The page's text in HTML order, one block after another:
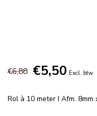
€6,88 €5,50 Excl. btw
Rol à 10 meter I Afm. 8mm